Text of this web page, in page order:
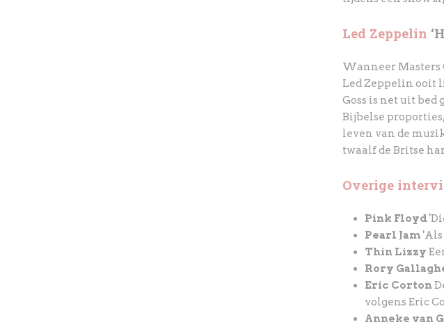
Led Zeppelin
Wanneer Masters
Led Zeppelin ooit
Goss is net uit
Bijbelse
leven van de
twaalf de Britse
Overige
Pink Floyd
Pearl Jam
Thin Lizzy
Rory
Eric Corton
volgens Eric
Anneke van